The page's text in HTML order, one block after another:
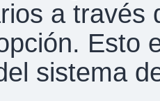
a través
Esto
sistema